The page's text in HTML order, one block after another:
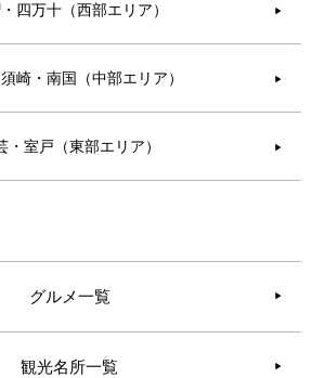
四万十（西部エリア） ▶︎
崎・南国（中部エリア） ▶︎
・室戸（東部エリア） ▶︎
グルメ一覧
観光名所一覧